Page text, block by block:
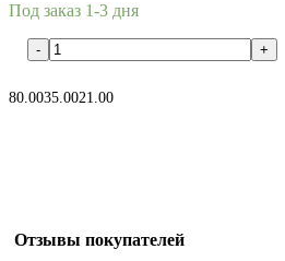
Под заказ 1-3 дня
80.0035.0021.00
Отзывы покупателей